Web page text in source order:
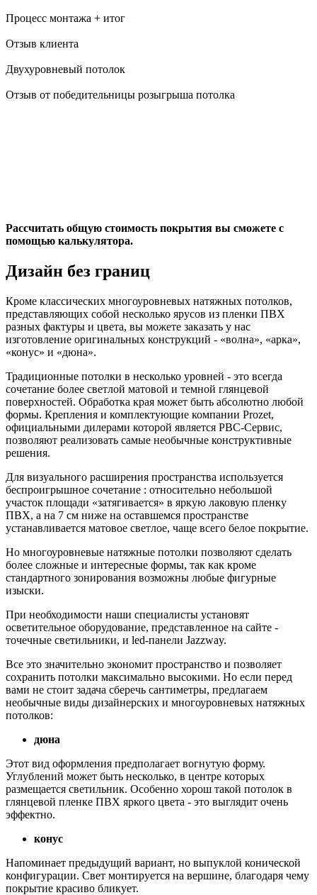
Процесс монтажа + итог
Отзыв клиента
Двухуровневый потолок
Отзыв от победительницы розыгрыша потолка
Рассчитать общую стоимость покрытия вы сможете с
помощью калькулятора.
Дизайн без границ
Кроме классических многоуровневых натяжных потолков,
представляющих собой несколько ярусов из пленки ПВХ
разных фактуры и цвета, вы можете заказать у нас
изготовление оригинальных конструкций - «волна», «арка»,
«конус» и «дюна».
Традиционные потолки в несколько уровней - это всегда
сочетание более светлой матовой и темной глянцевой
поверхностей. Обработка края может быть абсолютно любой
формы. Крепления и комплектующие компании Prozet,
официальными дилерами которой является РВС-Сервис,
позволяют реализовать самые необычные конструктивные
решения.
Для визуального расширения пространства используется
беспроигрышное сочетание : относительно небольшой
участок площади «затягивается» в яркую лаковую пленку
ПВХ, а на 7 см ниже на оставшемся пространстве
устанавливается матовое светлое, чаще всего белое покрытие.
Но многоуровневые натяжные потолки позволяют сделать
более сложные и интересные формы, так как кроме
стандартного зонирования возможны любые фигурные
изыски.
При необходимости наши специалисты установят
осветительное оборудование, представленное на сайте -
точечные светильники, и led-панели Jazzway.
Все это значительно экономит пространство и позволяет
сохранить потолки максимально высокими. Но если перед
вами не стоит задача сберечь сантиметры, предлагаем
необычные виды дизайнерских и многоуровневых натяжных
потолков:
дюна
Этот вид оформления предполагает вогнутую форму.
Углублений может быть несколько, в центре которых
размещается светильник. Особенно хорош такой потолок в
глянцевой пленке ПВХ яркого цвета - это выглядит очень
эффектно.
конус
Напоминает предыдущий вариант, но выпуклой конической
конфигурации. Свет монтируется на вершине, благодаря чему
покрытие красиво бликует.